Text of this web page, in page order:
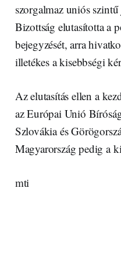
szorgalmaz uniós
Bizottság elutasította a
bejegyzését, arra
illetékes a kisebbségi
Az elutasítás ellen a
az Európai Unió
Szlovákia és
Magyarország pedig a
mti